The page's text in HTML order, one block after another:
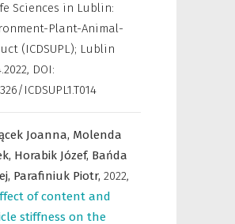
Sciences in Lublin:
Plant-Animal-
(ICDSUPL); Lublin
, DOI:
ICDSUPL1.T014
Joanna, Molenda
Horabik Józef, Bańda
Parafiniuk Piotr, 2022,
of content and
stiffness on the